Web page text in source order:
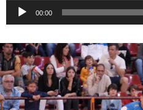
Reproductor
de
00:00